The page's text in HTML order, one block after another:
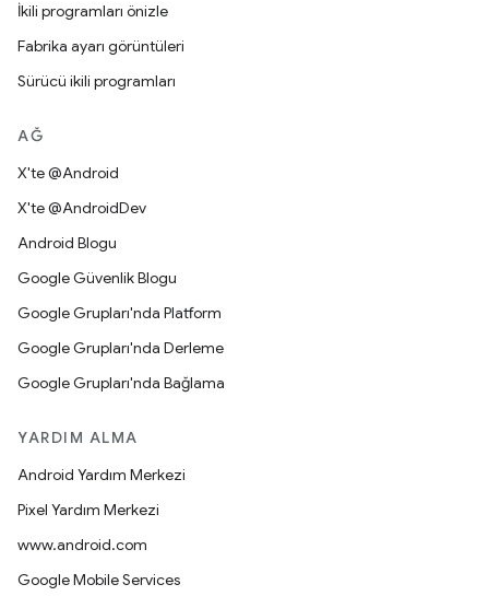
İkili programları önizle
Fabrika ayarı görüntüleri
Sürücü ikili programları
AĞ
X'te @Android
X'te @AndroidDev
Android Blogu
Google Güvenlik Blogu
Google Grupları'nda Platform
Google Grupları'nda Derleme
Google Grupları'nda Bağlama
YARDIM ALMA
Android Yardım Merkezi
Pixel Yardım Merkezi
www.android.com
Google Mobile Services